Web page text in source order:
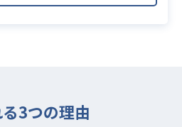
3つの理由